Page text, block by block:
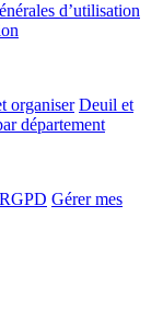
d’utilisation
organiser Deuil et
département
Gérer mes